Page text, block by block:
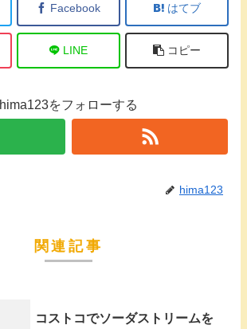
Facebook はてブ
LINE コピー
hima123をフォローする
hima123
関連記事
コストコでソーダストリームを